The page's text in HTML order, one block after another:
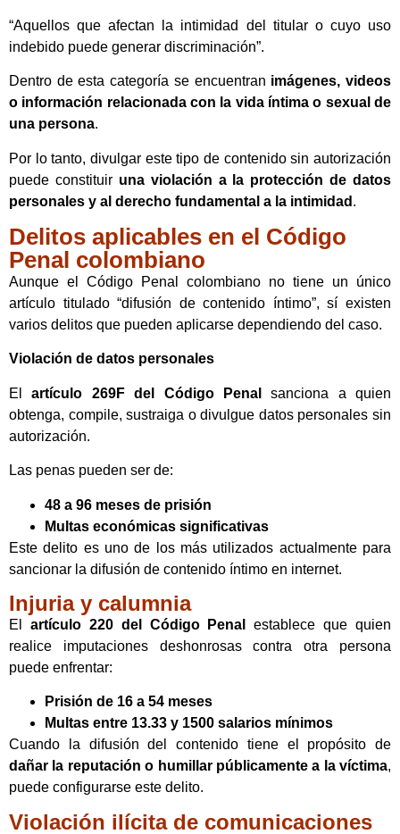
“Aquellos que afectan la intimidad del titular o cuyo uso
indebido puede generar discriminación”.
Dentro de esta categoría se encuentran imágenes, videos
o información relacionada con la vida íntima o sexual de
una persona.
Por lo tanto, divulgar este tipo de contenido sin autorización
puede constituir una violación a la protección de datos
personales y al derecho fundamental a la intimidad .
Delitos aplicables en el Código
Penal colombiano
Aunque el Código Penal colombiano no tiene un único
artículo titulado “difusión de contenido íntimo”, sí existen
varios delitos que pueden aplicarse dependiendo del caso.
Violación de datos personales
Elartículo 269F del Código Penal
sanciona a quien
obtenga, compile, sustraiga o divulgue datos personales sin
autorización.
Las penas pueden ser de:
48 a 96 meses de prisión
Multas económicas significativas
Este delito es uno de los más utilizados actualmente para
sancionar la difusión de contenido íntimo en internet.
Injuria y calumnia
El artículo 220 del Código Penal
establece que quien
realice imputaciones deshonrosas contra otra persona
puede enfrentar:
Prisión de 16 a 54 meses
Multas entre 13.33 y 1500 salarios mínimos
Cuando la difusión del contenido tiene el propósito de
dañar la reputación o humillar públicamente a la víctima,
puede configurarse este delito.
Violación ilícita de comunicaciones